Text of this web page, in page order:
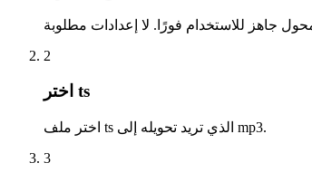
2
اختر ts
اختر ملف ts الذي تريد تحويله إلى mp3.
3